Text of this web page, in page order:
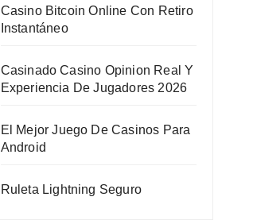
Casino Bitcoin Online Con Retiro
Instantáneo
Casinado Casino Opinion Real Y
Experiencia De Jugadores 2026
El Mejor Juego De Casinos Para
Android
Ruleta Lightning Seguro